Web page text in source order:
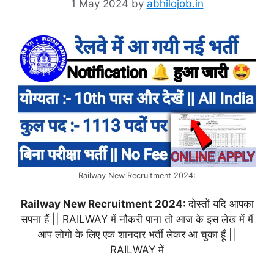
1 May 2024 by abhilojob.in
Railway New Recruitment 2024:
Railway New Recruitment 2024:दोस्तों यदि आपका
सपना हैं || RAILWAY में नौकरी पाना तो आज के इस लेख में मैं
आप लोगो के लिए एक शानदार भर्ती लेकर आ चुका हूँ ||
RAILWAY में